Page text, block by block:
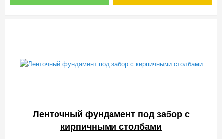
Ленточный фундамент под забор с
кирпичными столбами